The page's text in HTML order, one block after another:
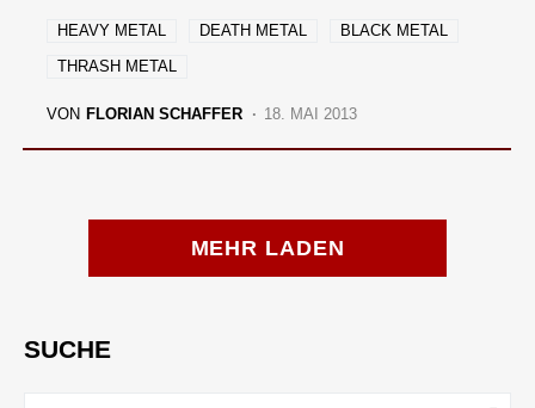
HEAVY METAL DEATH METAL
BLACK METAL
THRASH METAL
VON FLORIAN SCHAFFER 18. MAI 2013
MEHR LADEN
SUCHE